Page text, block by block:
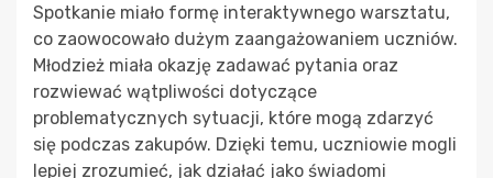
Spotkanie miało formę interaktywnego warsztatu,
co zaowocowało dużym zaangażowaniem uczniów.
Młodzież miała okazję zadawać pytania oraz
rozwiewać wątpliwości dotyczące
problematycznych sytuacji, które mogą zdarzyć
się podczas zakupów. Dzięki temu, uczniowie mogli
lepiej zrozumieć, jak działać jako świadomi